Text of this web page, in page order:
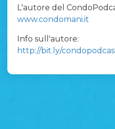
L'autore del
www.condomani.it
Info sull'autore:
http://bit.ly/